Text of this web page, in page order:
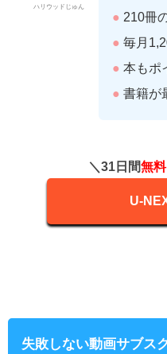
ハリウッドじゅん
● 210冊
● 毎月
● 本もポ
● 書籍が
＼31日間無料
U-
失敗しない動画サブス